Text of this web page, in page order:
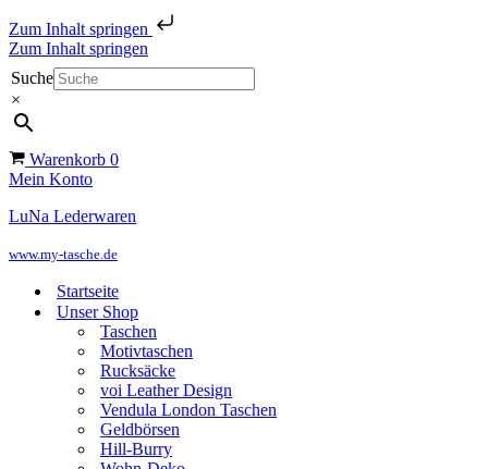
Zum Inhalt springen
Zum Inhalt springen
Suche
×
Warenkorb 0
Mein Konto
LuNa Lederwaren
www.my-tasche.de
Startseite
Unser Shop
Taschen
Motivtaschen
Rucksäcke
voi Leather Design
Vendula London Taschen
Geldbörsen
Hill-Burry